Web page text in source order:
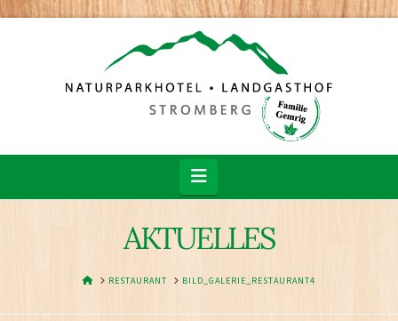
Navigation
AKTUELLES
HOMERESTAURANT BILD_GALERIE_RESTAURANT4